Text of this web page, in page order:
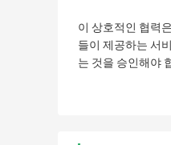
이 상호적인 협력
들이 제공하는 서
는 것을 승인해야